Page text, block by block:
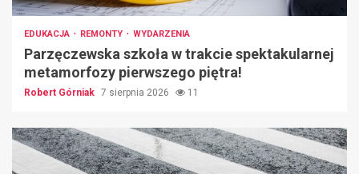
EDUKACJA REMONTY WYDARZENIA
Parzęczewska szkoła w trakcie spektakularnej
metamorfozy pierwszego piętra!
Robert Górniak 7 sierpnia 2026 11